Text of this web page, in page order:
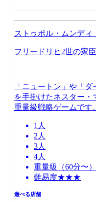
ストゥポル・ムンディ
フリードリヒ2世の家
「ニュートン」や「
を手掛けたネスター
重量級戦略ゲームです。
1人
2人
3人
4人
重量級（60分〜）
難易度★★★
遊べる店舗